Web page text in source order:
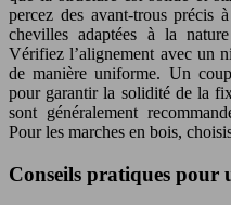
percez des avant-trous précis
chevilles adaptées à la
Vérifiez l’alignement avec un
de manière uniforme. Un
pour garantir la solidité de la
sont généralement
Pour les marches en bois,
Conseils pratiques pour